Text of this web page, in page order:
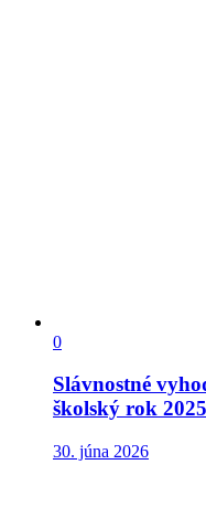
0
Slávnostné
školský rok
30. júna 2026